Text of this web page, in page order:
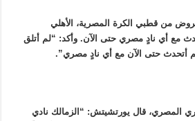
من قطبي الكرة المصرية، الأهلي
مع أي نادٍ مصري حتى الآن. وأكد: “لم أتلق
أتحدث حتى الآن مع أي نادٍ مصري”.
المصري، قال يورتشيتش: “الزمالك نادي